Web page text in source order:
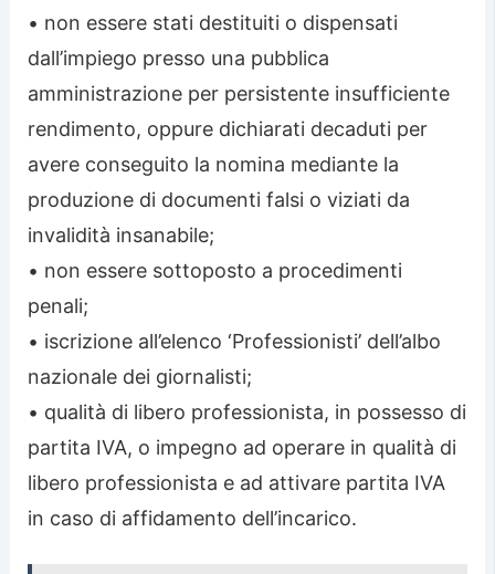
• non essere stati destituiti o dispensati
dall’impiego presso una pubblica
amministrazione per persistente insufficiente
rendimento, oppure dichiarati decaduti per
avere conseguito la nomina mediante la
produzione di documenti falsi o viziati da
invalidità insanabile;
• non essere sottoposto a procedimenti
penali;
• iscrizione all’elenco ‘Professionisti’ dell’albo
nazionale dei giornalisti;
• qualità di libero professionista, in possesso di
partita IVA, o impegno ad operare in qualità di
libero professionista e ad attivare partita IVA
in caso di affidamento dell’incarico.